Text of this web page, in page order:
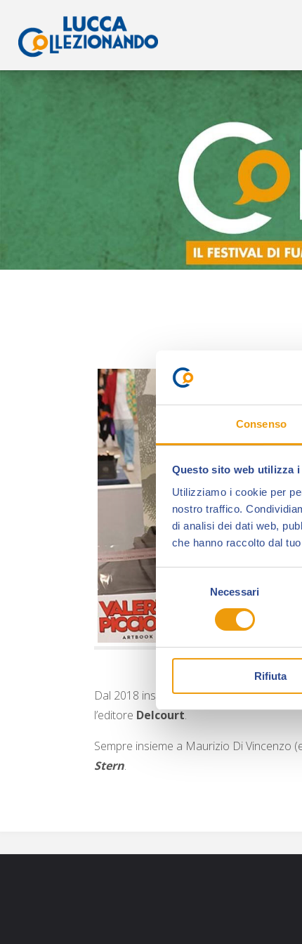
Consenso
Questo sito web utilizza
Utilizziamo i cookie per
nostro traffico.
di analisi dei dati web,
che hanno raccolto dal
del
consenso
Necessari
Rifiuta
Dal 2018 insegna alla scuola di fumetto
l’editore Delcourt.
Sempre insieme a Maurizio Di Vincenzo
Stern.